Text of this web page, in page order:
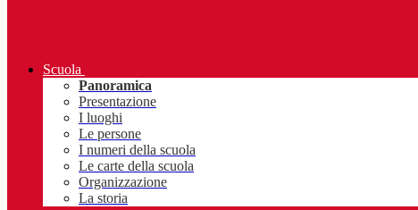
Scuola
Panoramica
Presentazione
I luoghi
Le persone
I numeri della scuola
Le carte della scuola
Organizzazione
La storia